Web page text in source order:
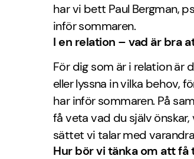
har vi bett Paul Bergman,
inför sommaren.
I en relation – vad är bra
För dig som är i relation är
eller lyssna in vilka behov,
har inför sommaren. På
få veta vad du själv
sättet vi talar med
Hur bör vi tänka om att få